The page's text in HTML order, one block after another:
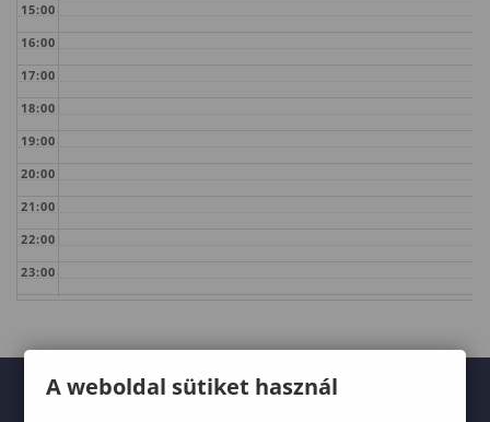
15:00
16:00
17:00
18:00
19:00
20:00
21:00
22:00
23:00
A weboldal sütiket használ